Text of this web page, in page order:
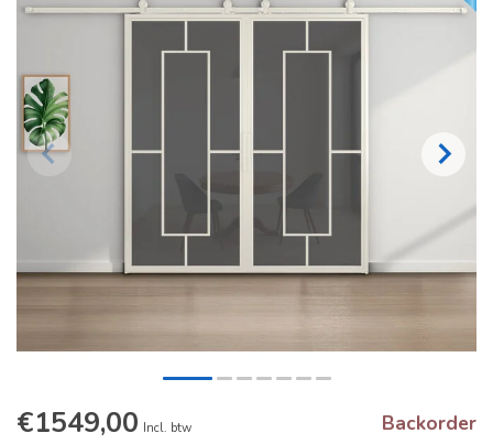
€1549,00 Incl. btw Backorder